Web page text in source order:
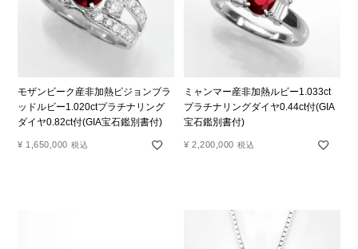
モザンビーク産非加熱ピジョンブラ
ッドルビー1.020ctプラチナリング
ダイヤ0.82ct付(GIA宝石鑑別書付)
¥ 1,650,000 税込
ミャンマー産非加熱ルビー1.033ct
プラチナリングダイヤ0.44ct付(GIA
宝石鑑別書付)
¥ 2,200,000 税込